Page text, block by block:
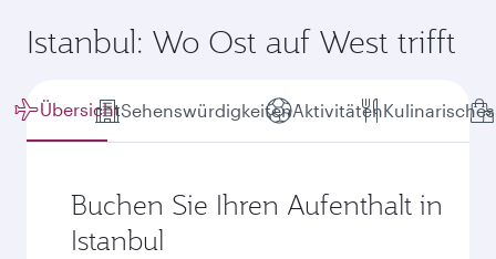
Istanbul: Wo Ost auf West trifft
ÜbersichtSehenswürdigkeitenAktivitätenKulinarisches
Buchen Sie Ihren Aufenthalt in
Istanbul